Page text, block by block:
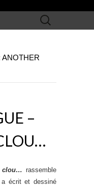
Rechercher :
ANOTHER
–
clou… rassemble
écrit et dessiné